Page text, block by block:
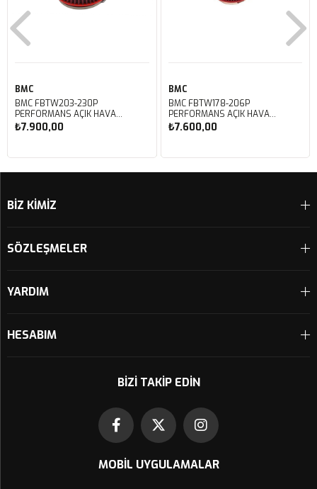
BMC
BMC FBTW203-230P
PERFORMANS AÇIK HAVA
FİLTRESİ
₺7.900,00
BMC
BMC FBTW178-206P
PERFORMANS AÇIK HAVA
FİLTRESİ
₺7.600,00
BİZ KİMİZ
SÖZLEŞMELER
YARDIM
HESABIM
BIZI TAKIP EDIN
MOBIL UYGULAMALAR